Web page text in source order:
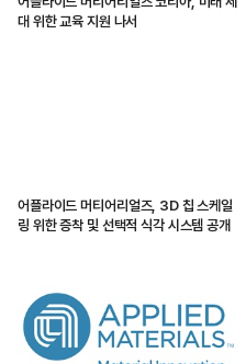
대 위한 교육 지원 나서
어플라이드 머티어리얼즈, 3D 칩 스케일
링 위한 증착 및 선택적 식각 시스템 공개